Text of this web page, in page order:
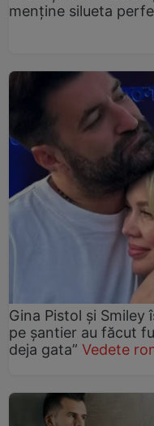
menține silueta
Gina Pistol și Smiley
pe șantier au făcut
deja gata” Vedete